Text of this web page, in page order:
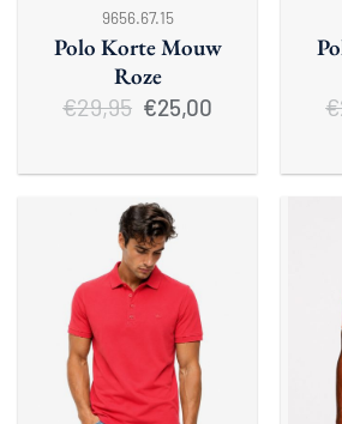
9656.67.15
Polo Korte Mouw
Roze
€29,95 Oorspronkelijke
prijs
€25,00Huidige
prijs €